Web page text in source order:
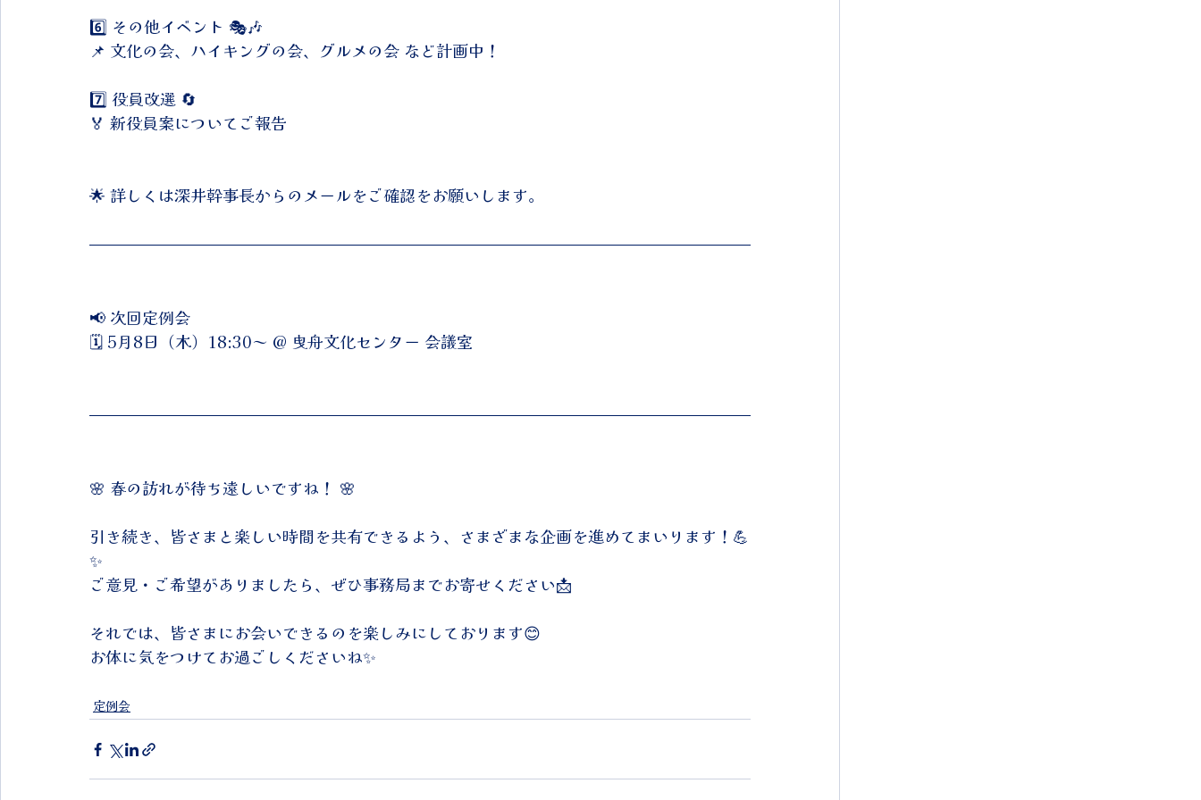
6️⃣ その他イベント 🎭🎶
📌 文化の会、ハイキングの会、グルメの会 など計画中！
7️⃣ 役員改選 🔄
🏅 新役員案についてご報告
🌟 詳しくは深井幹事長からのメールをご確認をお願いします。
📢 次回定例会
🗓 5月8日（木）18:30～ @ 曳舟文化センター 会議室
🌸 春の訪れが待ち遠しいですね！ 🌸
引き続き、皆さまと楽しい時間を共有できるよう、さまざまな企画を進めてまいります！💪
✨
ご意見・ご希望がありましたら、ぜひ事務局までお寄せください📩
それでは、皆さまにお会いできるのを楽しみにしております😊
お体に気をつけてお過ごしくださいね✨
定例会